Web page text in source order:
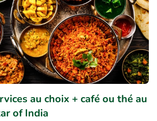
au choix + café ou thé au
of India